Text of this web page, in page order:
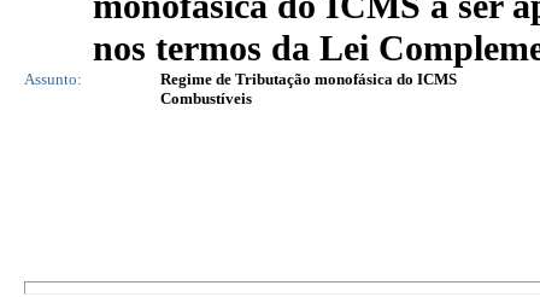
nos termos da Lei
Assunto:
Regime de Tributação monofásica do ICMS
Combustíveis